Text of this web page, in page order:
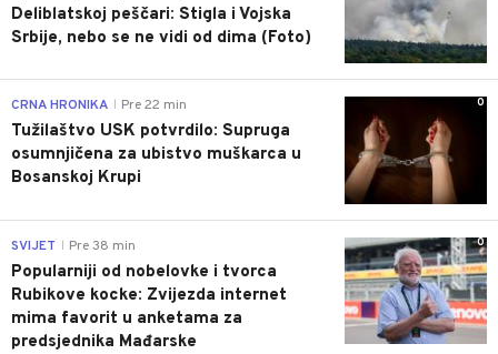
Deliblatskoj peščari: Stigla i Vojska
Srbije, nebo se ne vidi od dima (Foto)
0
CRNA HRONIKA Pre 22 min
Tužilaštvo USK potvrdilo: Supruga
osumnjičena za ubistvo muškarca u
Bosanskoj Krupi
0
SVIJET Pre 38 min
Popularniji od nobelovke i tvorca
Rubikove kocke: Zvijezda internet
mima favorit u anketama za
predsjednika Mađarske